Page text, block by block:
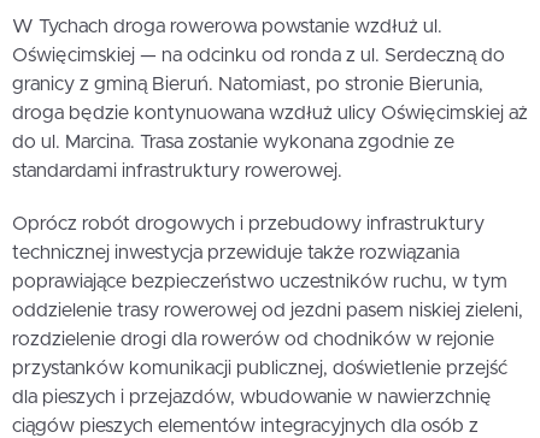
W Tychach droga rowerowa powstanie wzdłuż ul.
Oświęcimskiej — na odcinku od ronda z ul. Serdeczną do
granicy z gminą Bieruń. Natomiast, po stronie Bierunia,
droga będzie kontynuowana wzdłuż ulicy Oświęcimskiej aż
do ul. Marcina. Trasa zostanie wykonana zgodnie ze
standardami infrastruktury rowerowej.
Oprócz robót drogowych i przebudowy infrastruktury
technicznej inwestycja przewiduje także rozwiązania
poprawiające bezpieczeństwo uczestników ruchu, w tym
oddzielenie trasy rowerowej od jezdni pasem niskiej zieleni,
rozdzielenie drogi dla rowerów od chodników w rejonie
przystanków komunikacji publicznej, doświetlenie przejść
dla pieszych i przejazdów, wbudowanie w nawierzchnię
ciągów pieszych elementów integracyjnych dla osób z